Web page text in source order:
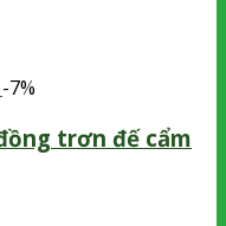
-7%
trơn đế cẩm